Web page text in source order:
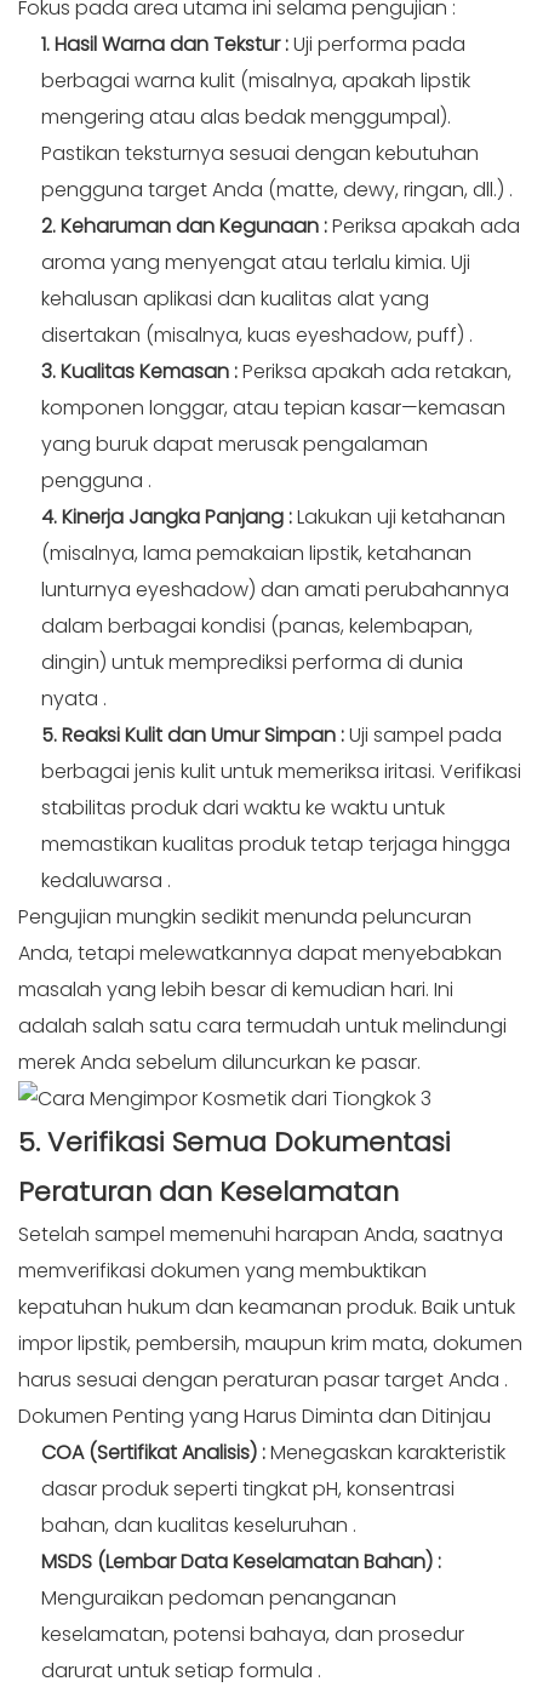
Fokus pada area utama ini selama pengujian :
1. Hasil Warna dan Tekstur :Uji performa pada
berbagai warna kulit (misalnya, apakah lipstik
mengering atau alas bedak menggumpal).
Pastikan teksturnya sesuai dengan kebutuhan
pengguna target Anda (matte, dewy, ringan, dll.) .
2. Keharuman dan Kegunaan :Periksa apakah ada
aroma yang menyengat atau terlalu kimia. Uji
kehalusan aplikasi dan kualitas alat yang
disertakan (misalnya, kuas eyeshadow, puff) .
3. Kualitas Kemasan :Periksa apakah ada retakan,
komponen longgar, atau tepian kasar—kemasan
yang buruk dapat merusak pengalaman
pengguna .
4. Kinerja Jangka Panjang :Lakukan uji ketahanan
(misalnya, lama pemakaian lipstik, ketahanan
lunturnya eyeshadow) dan amati perubahannya
dalam berbagai kondisi (panas, kelembapan,
dingin) untuk memprediksi performa di dunia
nyata .
5. Reaksi Kulit dan Umur Simpan :Uji sampel pada
berbagai jenis kulit untuk memeriksa iritasi. Verifikasi
stabilitas produk dari waktu ke waktu untuk
memastikan kualitas produk tetap terjaga hingga
kedaluwarsa .
Pengujian mungkin sedikit menunda peluncuran
Anda, tetapi melewatkannya dapat menyebabkan
masalah yang lebih besar di kemudian hari. Ini
adalah salah satu cara termudah untuk melindungi
merek Anda sebelum diluncurkan ke pasar.
5. Verifikasi Semua Dokumentasi
Peraturan dan Keselamatan
Setelah sampel memenuhi harapan Anda, saatnya
memverifikasi dokumen yang membuktikan
kepatuhan hukum dan keamanan produk. Baik untuk
impor lipstik, pembersih, maupun krim mata, dokumen
harus sesuai dengan peraturan pasar target Anda .
Dokumen Penting yang Harus Diminta dan Ditinjau
COA (Sertifikat Analisis) :Menegaskan karakteristik
dasar produk seperti tingkat pH, konsentrasi
bahan, dan kualitas keseluruhan .
MSDS (Lembar Data Keselamatan Bahan) :
Menguraikan pedoman penanganan
keselamatan, potensi bahaya, dan prosedur
darurat untuk setiap formula .